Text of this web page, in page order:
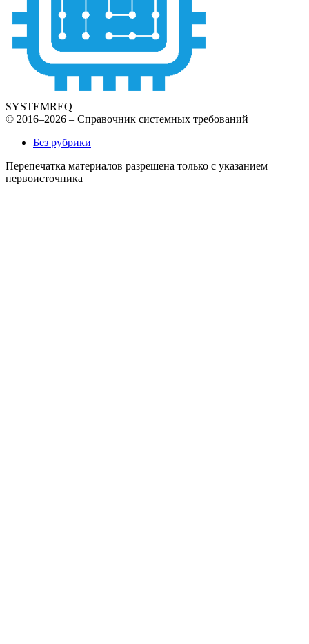
SYSTEMREQ
© 2016–2026 – Справочник системных требований
Без рубрики
Перепечатка материалов разрешена только с указанием
первоисточника